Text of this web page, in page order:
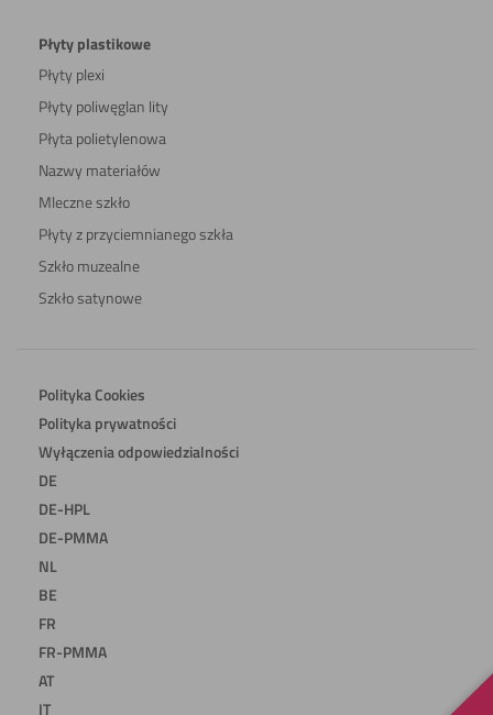
Płyty plastikowe
Płyty plexi
Płyty poliwęglan lity
Płyta polietylenowa
Nazwy materiałów
Mleczne szkło
Płyty z przyciemnianego szkła
Szkło muzealne
Szkło satynowe
Polityka Cookies
Polityka prywatności
Wyłączenia odpowiedzialności
DE
DE-HPL
DE-PMMA
NL
BE
FR
FR-PMMA
AT
IT